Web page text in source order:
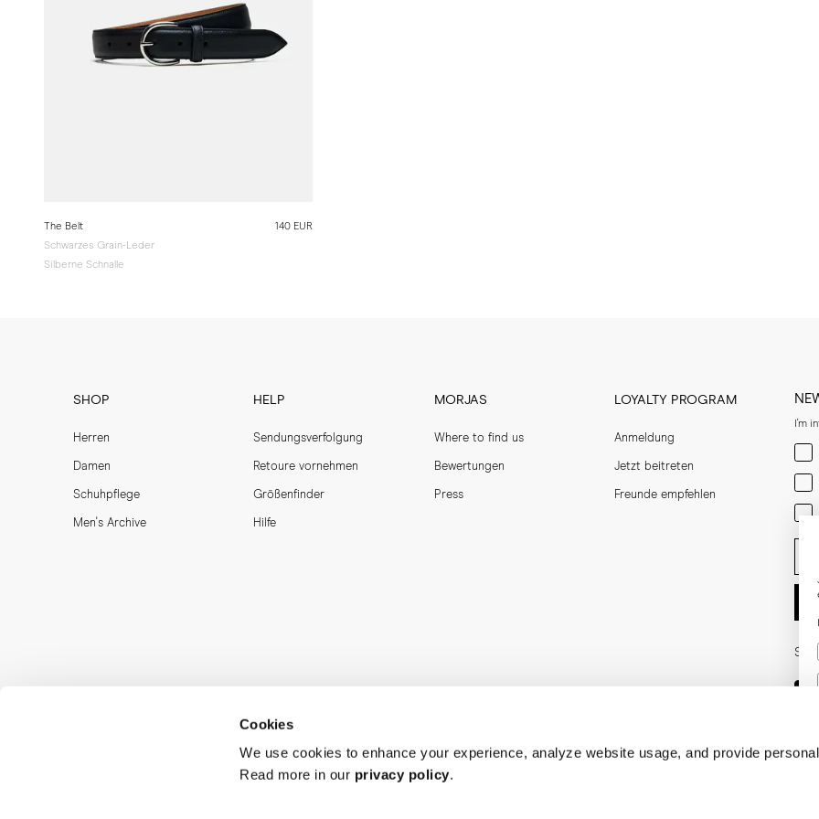
Cookies
We use cookies to enhance your experience, analyze website usage, and provide
Read more in our privacy policy.
The Belt
Schwarzes Grain-Leder
Silberne Schnalle
140 EUR
SHOP
Herren
Damen
Schuhpflege
Men's Archive
HELP
Sendungsverfolgung
Retoure vornehmen
Größenfinder
Hilfe
MORJAS
Where to find us
Bewertungen
Press
LOYALTY PROGRAM
Anmeldung
Jetzt beitreten
Freunde empfehlen
I'm